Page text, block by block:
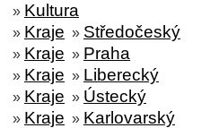
» Kultura
» Kraje » Středočeský
» Kraje » Praha
» Kraje » Liberecký
» Kraje » Ústecký
» Kraje » Karlovarský